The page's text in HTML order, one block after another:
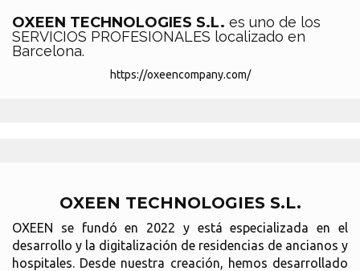
OXEEN TECHNOLOGIES S.L. es uno de los
SERVICIOS PROFESIONALES localizado en
Barcelona.
https://oxeencompany.com/
OXEEN TECHNOLOGIES S.L.
OXEEN se fundó en 2022 y está especializada en el
desarrollo y la digitalización de residencias de ancianos y
hospitales. Desde nuestra creación, hemos desarrollado